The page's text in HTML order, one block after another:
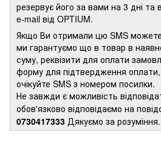
резервує його за вами на 3 дні та
e-mail від OPTIUM.
Якщо Ви отримали цю SMS
ми гарантуємо що в товар в
суму, реквізити для оплати
форму для підтвердження оплати,
очікуйте SMS з номером посилки.
Не завжди є можливість
обов'язково відповідаємо на
0730417333 Дякуємо за